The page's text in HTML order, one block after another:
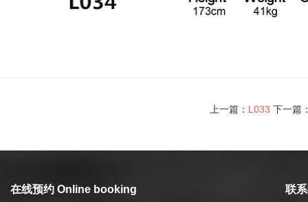
上一篇： L033 下一篇
在线预约 Online booking 联